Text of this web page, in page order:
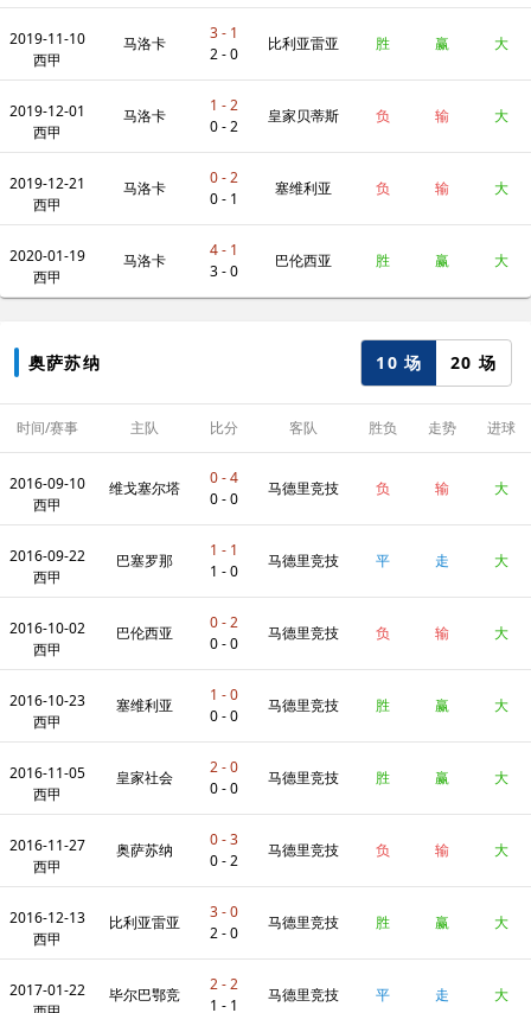
2019-11-10
西甲
马洛卡
3 - 1
2 - 0
比利亚雷亚
尔
胜 赢 大
2019-12-01
西甲
马洛卡
1 - 2
0 - 2
皇家贝蒂斯 负 输 大
2019-12-21
西甲
马洛卡
0 - 2
0 - 1
塞维利亚 负 输 大
2020-01-19
西甲
马洛卡
4 - 1
3 - 0
巴伦西亚 胜 赢 大
奥萨苏纳 10 场 20 场
时间/赛事 主队 比分 客队 胜负 走势 进球
2016-09-10
西甲
维戈塞尔塔
0 - 4
0 - 0
马德里竞技 负 输 大
2016-09-22
西甲
巴塞罗那
1 - 1
1 - 0
马德里竞技 平 走 大
2016-10-02
西甲
巴伦西亚
0 - 2
0 - 0
马德里竞技 负 输 大
2016-10-23
西甲
塞维利亚
1 - 0
0 - 0
马德里竞技 胜 赢 大
2016-11-05
西甲
皇家社会
2 - 0
0 - 0
马德里竞技 胜 赢 大
2016-11-27
西甲
奥萨苏纳
0 - 3
0 - 2
马德里竞技 负 输 大
2016-12-13
西甲
比利亚雷亚
尔
3 - 0
2 - 0
马德里竞技 胜 赢 大
2017-01-22
毕尔巴鄂竞
2 - 2
1 - 1
马德里竞技 平 走 大